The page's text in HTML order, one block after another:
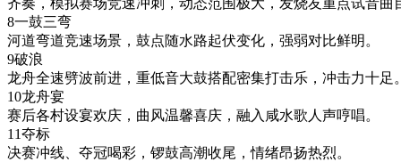
8一鼓三弯
河道弯道竞速场景，鼓点随水路起伏变化，强弱对比鲜明。
9破浪
龙舟全速劈波前进，重低音大鼓搭配密集打击乐，冲击力十足
10龙舟宴
赛后各村设宴欢庆，曲风温馨喜庆，融入咸水歌人声哼唱。
11夺标
决赛冲线、夺冠喝彩，锣鼓高潮收尾，情绪昂扬热烈。